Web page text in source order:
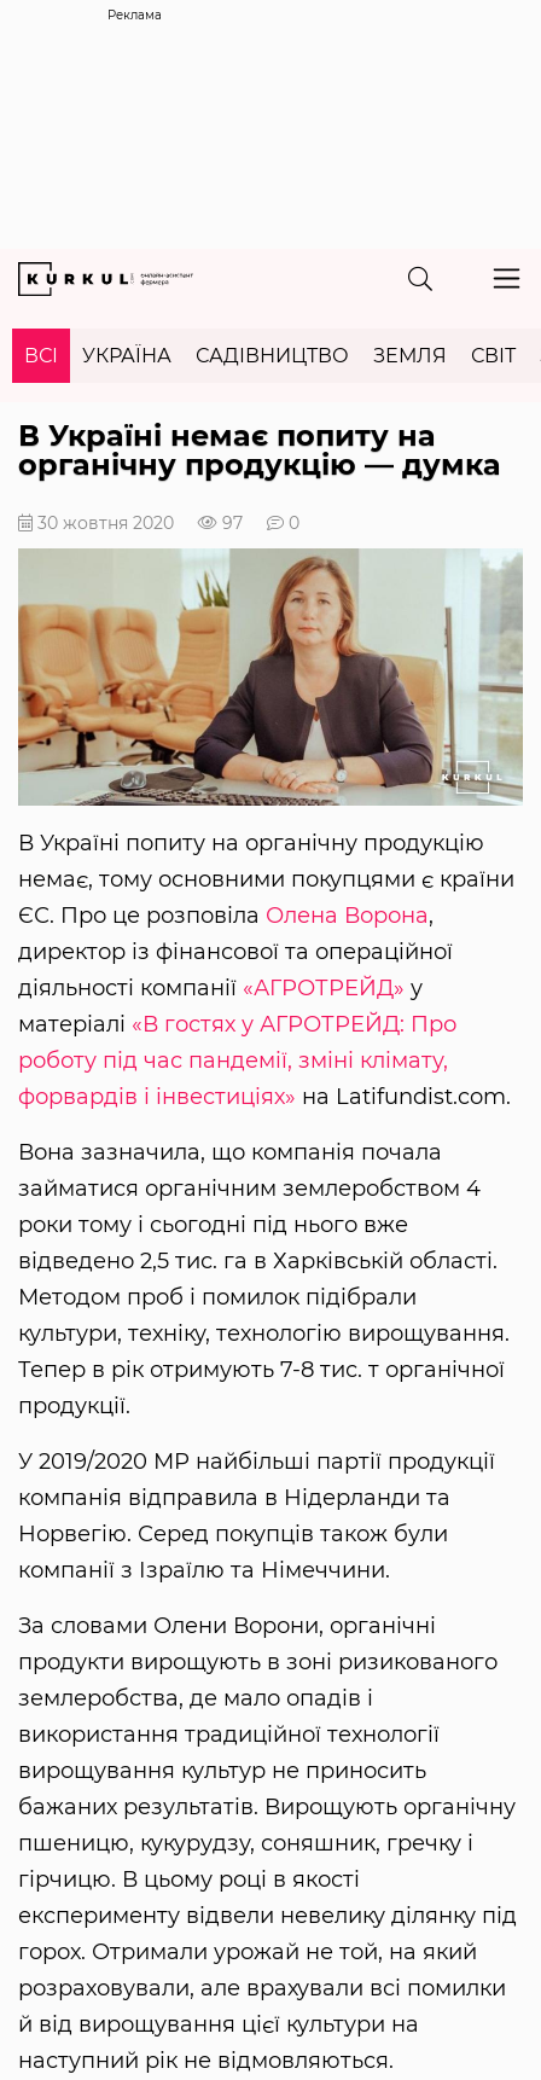
Реклама
ВСІ УКРАЇНА САДІВНИЦТВО ЗЕМЛЯ СВІТ
В Україні немає попиту на
органічну продукцію — думка
30 жовтня 2020 97 0
В Україні попиту на органічну продукцію
немає, тому основними покупцями є країни
ЄС. Про це розповіла Олена Ворона,
директор із фінансової та операційної
діяльності компанії «АГРОТРЕЙД» у
матеріалі «В гостях у АГРОТРЕЙД: Про
роботу під час пандемії, зміні клімату,
форвардів і інвестиціях» на Latifundist.com.
Вона зазначила, що компанія почала
займатися органічним землеробством 4
роки тому і сьогодні під нього вже
відведено 2,5 тис. га в Харківській області.
Методом проб і помилок підібрали
культури, техніку, технологію вирощування.
Тепер в рік отримують 7-8 тис. т органічної
продукції.
У 2019/2020 МР найбільші партії продукції
компанія відправила в Нідерланди та
Норвегію. Серед покупців також були
компанії з Ізраїлю та Німеччини.
За словами Олени Ворони, органічні
продукти вирощують в зоні ризикованого
землеробства, де мало опадів і
використання традиційної технології
вирощування культур не приносить
бажаних результатів. Вирощують органічну
пшеницю, кукурудзу, соняшник, гречку і
гірчицю. В цьому році в якості
експерименту відвели невелику ділянку під
горох. Отримали урожай не той, на який
розраховували, але врахували всі помилки
й від вирощування цієї культури на
наступний рік не відмовляються.